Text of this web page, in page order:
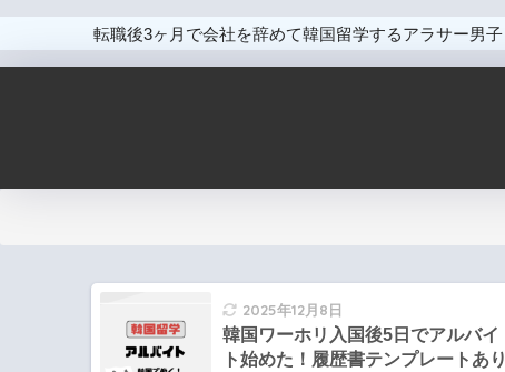
転職後3ヶ月で会社を辞めて韓国留学するアラサー男子
2025年12月8日
韓国ワーホリ入国後5日でアルバイ
ト始めた！履歴書テンプレートあり